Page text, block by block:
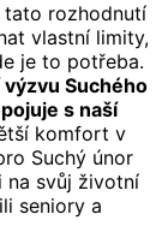
tato rozhodnutí
vlastní limity,
je to potřeba.
Suchého
s naší
komfort v
Suchý únor
na svůj životní
seniory a